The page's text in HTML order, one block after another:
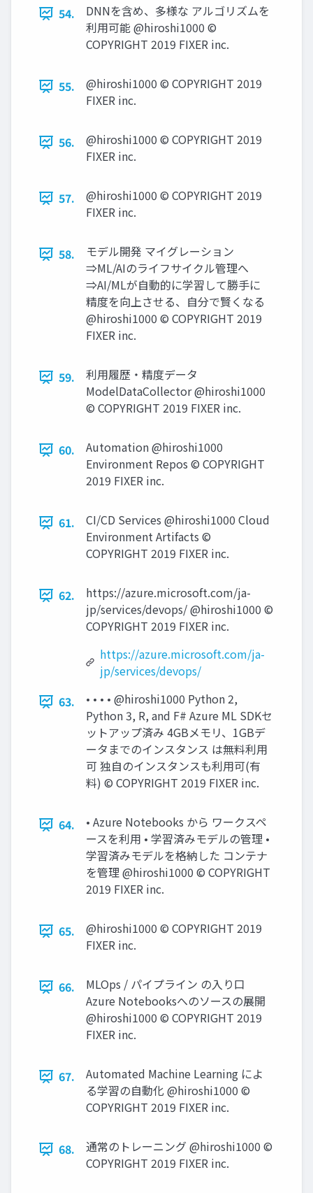
54.
DNNを含め、多様な アルゴリズムを
利⽤可能 @hiroshi1000 ©
COPYRIGHT 2019 FIXER inc.
55.
@hiroshi1000 © COPYRIGHT 2019
FIXER inc.
56.
@hiroshi1000 © COPYRIGHT 2019
FIXER inc.
57.
@hiroshi1000 © COPYRIGHT 2019
FIXER inc.
58.
モデル開発 マイグレーション
⇒ML/AIのライフサイクル管理へ
⇒AI/MLが⾃動的に学習して勝⼿に
精度を向上させる、⾃分で賢くなる
@hiroshi1000 © COPYRIGHT 2019
FIXER inc.
59.
利⽤履歴・精度データ
ModelDataCollector @hiroshi1000
© COPYRIGHT 2019 FIXER inc.
60.
Automation @hiroshi1000
Environment Repos © COPYRIGHT
2019 FIXER inc.
61.
CI/CD Services @hiroshi1000 Cloud
Environment Artifacts ©
COPYRIGHT 2019 FIXER inc.
62.
https://azure.microsoft.com/ja-
jp/services/devops/ @hiroshi1000 ©
COPYRIGHT 2019 FIXER inc.
https://azure.microsoft.com/ja-
jp/services/devops/
63.
• • • • @hiroshi1000 Python 2,
Python 3, R, and F# Azure ML SDKセ
ットアップ済み 4GBメモリ、1GBデ
ータまでのインスタンス は無料利⽤
可 独⾃のインスタンスも利⽤可(有
料) © COPYRIGHT 2019 FIXER inc.
64.
• Azure Notebooks から ワークスペ
ースを利⽤ • 学習済みモデルの管理 •
学習済みモデルを格納した コンテナ
を管理 @hiroshi1000 © COPYRIGHT
2019 FIXER inc.
65.
@hiroshi1000 © COPYRIGHT 2019
FIXER inc.
66.
MLOps / パイプライン の⼊り⼝
Azure Notebooksへのソースの展開
@hiroshi1000 © COPYRIGHT 2019
FIXER inc.
67.
Automated Machine Learning によ
る学習の⾃動化 @hiroshi1000 ©
COPYRIGHT 2019 FIXER inc.
68.
通常のトレーニング @hiroshi1000 ©
COPYRIGHT 2019 FIXER inc.